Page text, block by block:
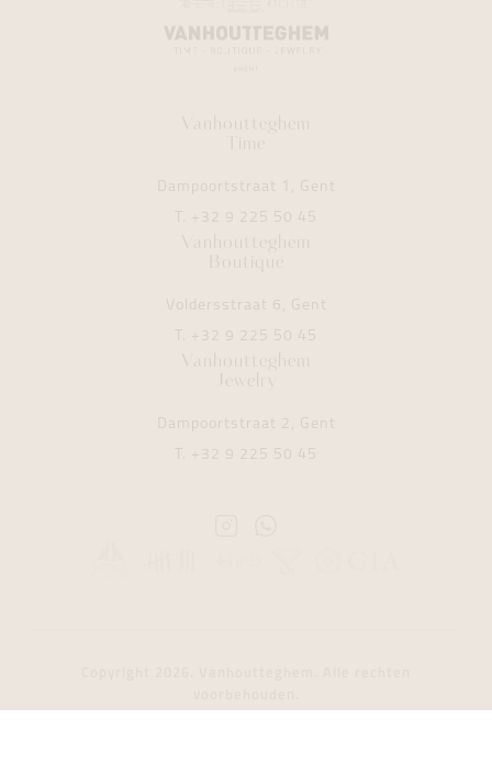
Vanhoutteghem
Time
Dampoortstraat 1, Gent
T. +32 9 225 50 45
Vanhoutteghem
Boutique
Voldersstraat 6, Gent
T. +32 9 225 50 45
Vanhoutteghem
Jewelry
Dampoortstraat 2, Gent
T. +32 9 225 50 45